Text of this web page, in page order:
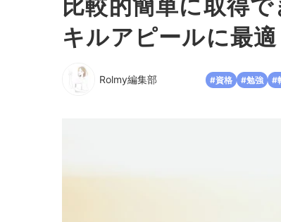
比較的簡単に取得
キルアピールに最適
Rolmy編集部 #資格 #勉強 #